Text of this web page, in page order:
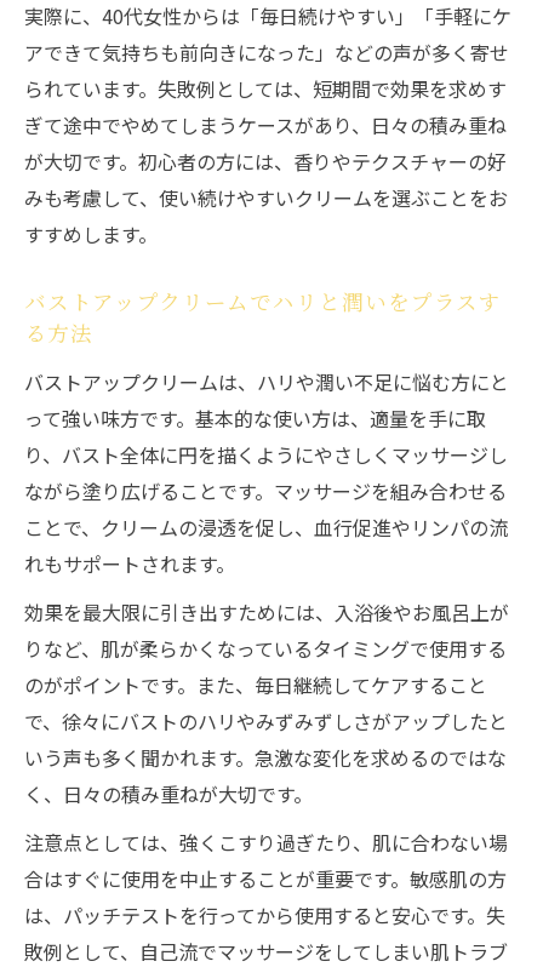
実際に、40代女性からは「毎日続けやすい」「手軽にケ
アできて気持ちも前向きになった」などの声が多く寄せ
られています。失敗例としては、短期間で効果を求めす
ぎて途中でやめてしまうケースがあり、日々の積み重ね
が大切です。初心者の方には、香りやテクスチャーの好
みも考慮して、使い続けやすいクリームを選ぶことをお
すすめします。
バストアップクリームでハリと潤いをプラスす
る方法
バストアップクリームは、ハリや潤い不足に悩む方にと
って強い味方です。基本的な使い方は、適量を手に取
り、バスト全体に円を描くようにやさしくマッサージし
ながら塗り広げることです。マッサージを組み合わせる
ことで、クリームの浸透を促し、血行促進やリンパの流
れもサポートされます。
効果を最大限に引き出すためには、入浴後やお風呂上が
りなど、肌が柔らかくなっているタイミングで使用する
のがポイントです。また、毎日継続してケアすること
で、徐々にバストのハリやみずみずしさがアップしたと
いう声も多く聞かれます。急激な変化を求めるのではな
く、日々の積み重ねが大切です。
注意点としては、強くこすり過ぎたり、肌に合わない場
合はすぐに使用を中止することが重要です。敏感肌の方
は、パッチテストを行ってから使用すると安心です。失
敗例として、自己流でマッサージをしてしまい肌トラブ